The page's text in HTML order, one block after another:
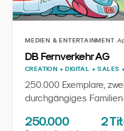
MEDIEN & ENTERTAINMENT·
DB Fernverkehr AG
CREATION + DIGITAL + SALES
250.000 Exemplare,
durchgängiges
250.000 2